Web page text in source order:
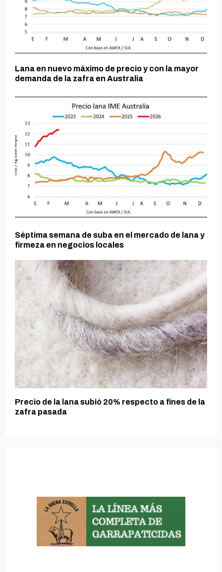
Lana en nuevo máximo de precio y con la mayor
demanda de la zafra en Australia
Séptima semana de suba en el mercado de lana y
firmeza en negocios locales
Precio de la lana subió 20% respecto a fines de la
zafra pasada